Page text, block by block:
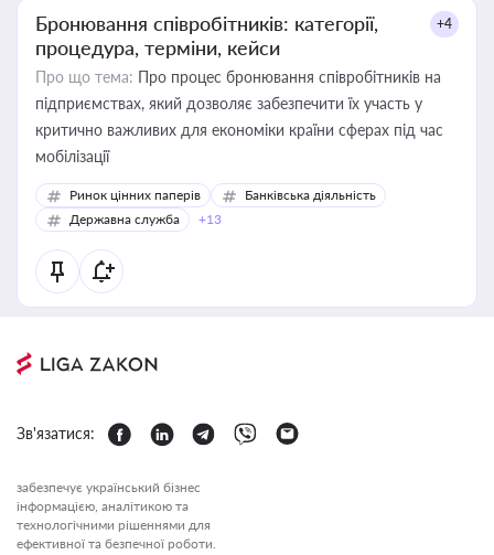
Бронювання співробітників: категорії,
процедура, терміни, кейси
+4
Про що тема: Про процес бронювання співробітників на
підприємствах, який дозволяє забезпечити їх участь у
критично важливих для економіки країни сферах під час
мобілізації
Ринок цінних паперів
Банківська діяльність
Державна служба
+13
Зв'язатися:
забезпечує український бізнес
інформацією, аналітикою та
технологічними рішеннями для
ефективної та безпечної роботи.